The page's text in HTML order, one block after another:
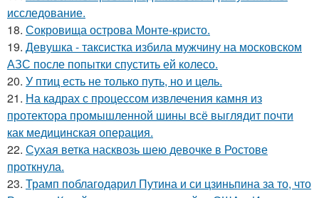
исследование.
18. Сокровища острова Монте-кристо.
19. Девушка - таксистка избила мужчину на московском
АЗС после попытки спустить ей колесо.
20. У птиц есть не только путь, но и цель.
21. На кадрах с процессом извлечения камня из
протектора промышленной шины всё выглядит почти
как медицинская операция.
22. Сухая ветка насквозь шею девочке в Ростове
проткнула.
23. Трамп поблагодарил Путина и си цзиньпина за то, что